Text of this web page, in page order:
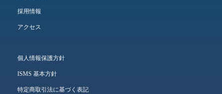
採用情報
アクセス
個人情報保護方針
ISMS 基本方針
特定商取引法に基づく表記